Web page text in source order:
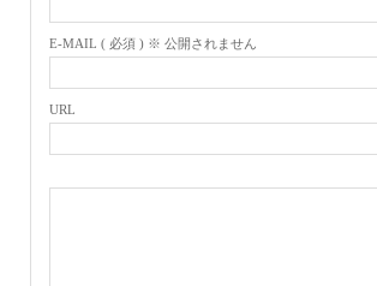
E-MAIL ( 必須 ) ※ 公開されません
URL